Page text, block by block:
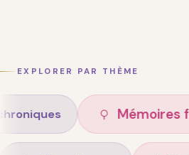
EXPLORER PAR THÈME
Mémoires familiales